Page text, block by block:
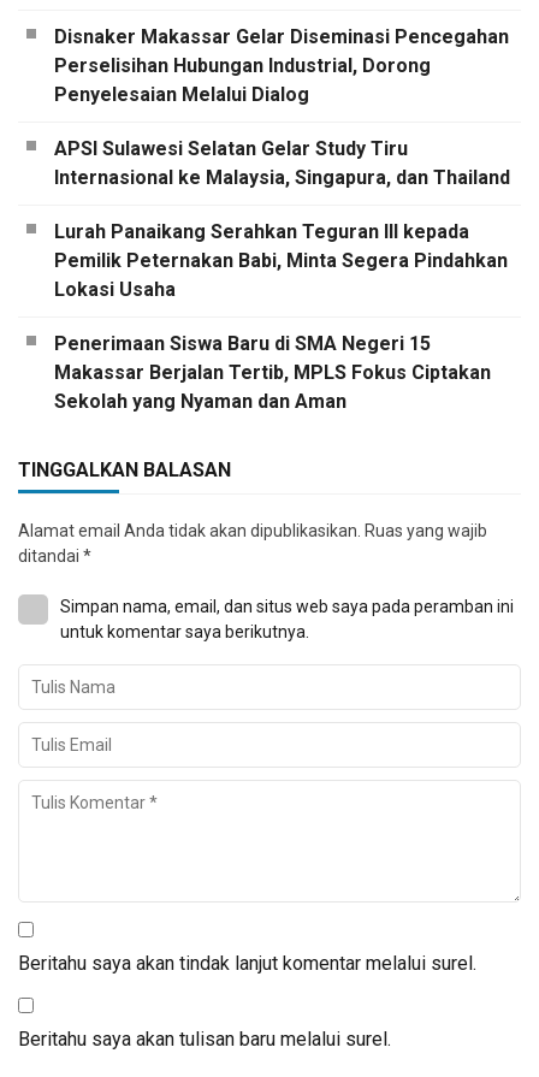
Disnaker Makassar Gelar Diseminasi Pencegahan
Perselisihan Hubungan Industrial, Dorong
Penyelesaian Melalui Dialog
APSI Sulawesi Selatan Gelar Study Tiru
Internasional ke Malaysia, Singapura, dan Thailand
Lurah Panaikang Serahkan Teguran III kepada
Pemilik Peternakan Babi, Minta Segera Pindahkan
Lokasi Usaha
Penerimaan Siswa Baru di SMA Negeri 15
Makassar Berjalan Tertib, MPLS Fokus Ciptakan
Sekolah yang Nyaman dan Aman
TINGGALKAN BALASAN
Alamat email Anda tidak akan dipublikasikan. Ruas yang wajib
ditandai *
Simpan nama, email, dan situs web saya pada peramban ini
untuk komentar saya berikutnya.
Beritahu saya akan tindak lanjut komentar melalui surel.
Beritahu saya akan tulisan baru melalui surel.